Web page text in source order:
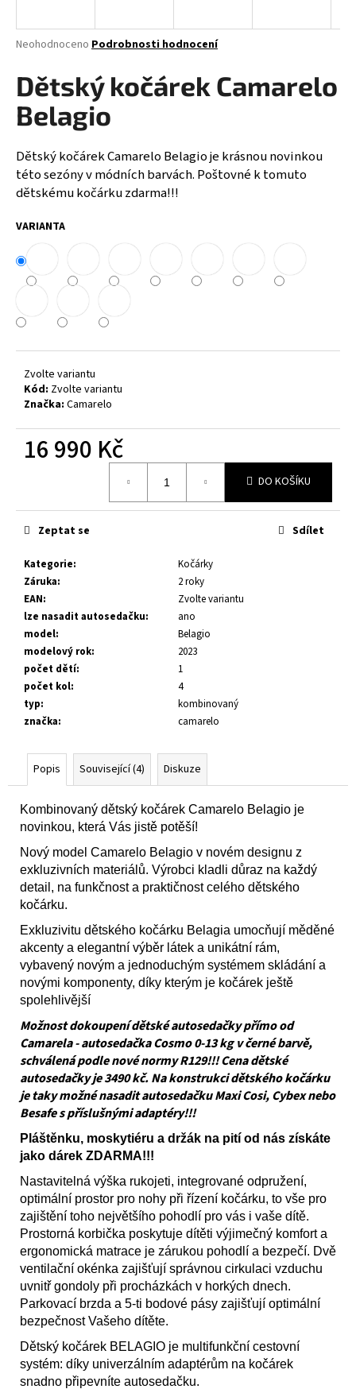
Průměrné
produktu
je
0,0
z
hvězdiček.
Neohodnoceno Podrobnosti hodnocení
Dětský kočárek Camarelo
Belagio
Dětský kočárek Camarelo Belagio je krásnou novinkou
této sezóny v módních barvách. Poštovné k tomuto
dětskému kočárku zdarma!!!
VARIANTA
Zvolte variantu
Kód: Zvolte variantu
Značka: Camarelo
16 990 Kč
DO KOŠÍKU
Kategorie:
Kočárky
Záruka:
2 roky
EAN:
Zvolte variantu
lze nasadit autosedačku:
ano
model:
Belagio
modelový rok:
2023
počet dětí:
1
počet kol:
4
typ:
kombinovaný
značka: camarelo
Zeptat se Sdílet
Popis Související (4) Diskuze
Kombinovaný dětský kočárek Camarelo Belagio je
novinkou, která Vás jistě potěší!
Nový model Camarelo Belagio v novém designu z
exkluzivních materiálů. Výrobci kladli důraz na každý
detail, na funkčnost a praktičnost celého dětského
kočárku.
Exkluzivitu dětského kočárku Belagia umocňují měděné
akcenty a elegantní výběr látek a unikátní rám,
vybavený novým a jednoduchým systémem skládání a
novými komponenty, díky kterým je kočárek ještě
spolehlivější
Možnost dokoupení dětské autosedačky přímo od
Camarela - autosedačka Cosmo 0-13 kg v černé barvě,
schválená podle nové normy R129!!! Cena dětské
autosedačky je 3490 kč. Na konstrukci dětského kočárku
je taky možné nasadit autosedačku Maxi Cosi, Cybex nebo
Besafe s příslušnými adaptéry!!!
Pláštěnku, moskytiéru a držák na pití od nás získáte
jako dárek ZDARMA!!!
Nastavitelná výška rukojeti, integrované odpružení,
optimální prostor pro nohy při řízení kočárku, to vše pro
zajištění toho největšího pohodlí pro vás i vaše dítě.
Prostorná korbička poskytuje dítěti výjimečný komfort a
ergonomická matrace je zárukou pohodlí a bezpečí. Dvě
ventilační okénka zajišťují správnou cirkulaci vzduchu
uvnitř gondoly při procházkách v horkých dnech.
Parkovací brzda a 5-ti bodové pásy zajišťují optimální
bezpečnost Vašeho dítěte.
Dětský kočárek BELAGIO je multifunkční cestovní
systém: díky univerzálním adaptérům na kočárek
snadno připevníte autosedačku.
j
t
?
HLEDAT
D
o
p
o
r
u
m
360
2025/2026
699
Kč